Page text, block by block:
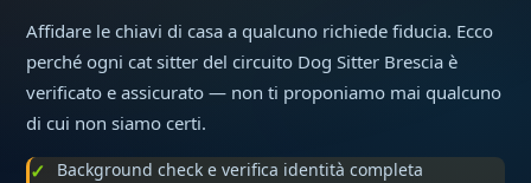
Affidare le chiavi di casa a qualcuno richiede fiducia. Ecco
perché ogni cat sitter del circuito Dog Sitter Brescia è
verificato e assicurato — non ti proponiamo mai qualcuno
di cui non siamo certi.
Background check e verifica identità completa